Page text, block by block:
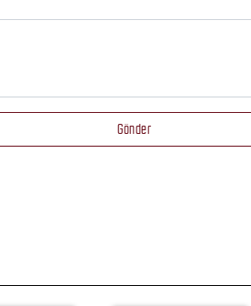
Gönder